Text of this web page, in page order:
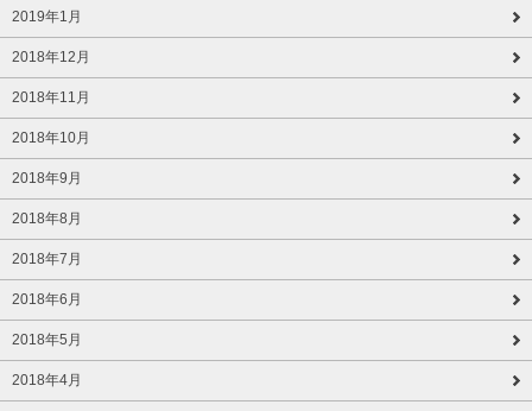
2019年1月
2018年12月
2018年11月
2018年10月
2018年9月
2018年8月
2018年7月
2018年6月
2018年5月
2018年4月